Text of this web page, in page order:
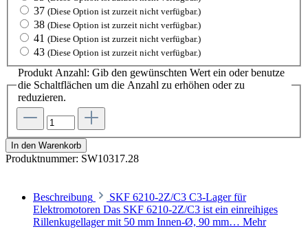
37 (Diese Option ist zurzeit nicht verfügbar.)
38 (Diese Option ist zurzeit nicht verfügbar.)
41 (Diese Option ist zurzeit nicht verfügbar.)
43 (Diese Option ist zurzeit nicht verfügbar.)
Produkt Anzahl: Gib den gewünschten Wert ein oder benutze
die Schaltflächen um die Anzahl zu erhöhen oder zu
reduzieren.
In den Warenkorb
Produktnummer: SW10317.28
Beschreibung
SKF 6210-2Z/C3 C3-Lager für
Elektromotoren Das SKF 6210-2Z/C3 ist ein einreihiges
Rillenkugellager mit 50 mm Innen-Ø, 90 mm… Mehr